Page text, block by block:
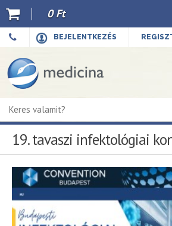
BEJELENTKEZÉS
0 Ft
19. tavaszi infektológiai
Ajánló
Kiadványaink
E-book
Újdonságok
Akciók
Előkészületben
Hírek
Top 10